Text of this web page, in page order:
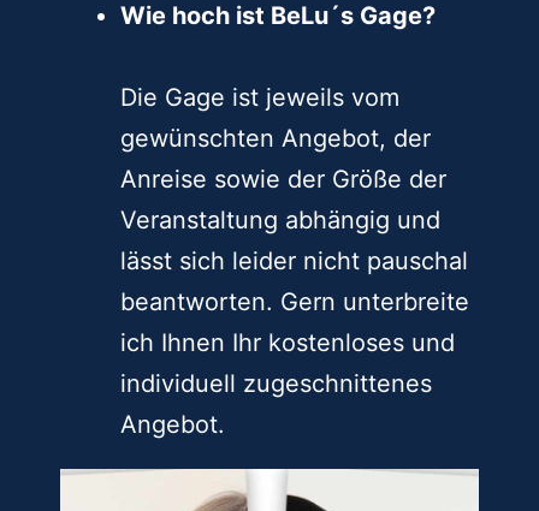
Wie hoch ist BeLu´s Gage?
Die Gage ist jeweils vom
gewünschten Angebot, der
Anreise sowie der Größe der
Veranstaltung abhängig und
lässt sich leider nicht pauschal
beantworten. Gern unterbreite
ich Ihnen Ihr kostenloses und
individuell zugeschnittenes
Angebot.